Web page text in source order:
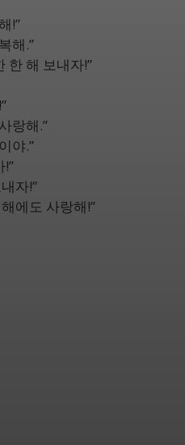
!”
해.”
한 해 보내자!”
랑해.”
야.”
자!”
에도 사랑해!”